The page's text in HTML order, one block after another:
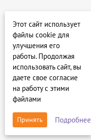
Этот сайт использует
файлы cookie для
улучшения его
работы. Продолжая
использовать сайт, вы
даете свое согласие
на работу с этими
файлами
Принять Подробнее